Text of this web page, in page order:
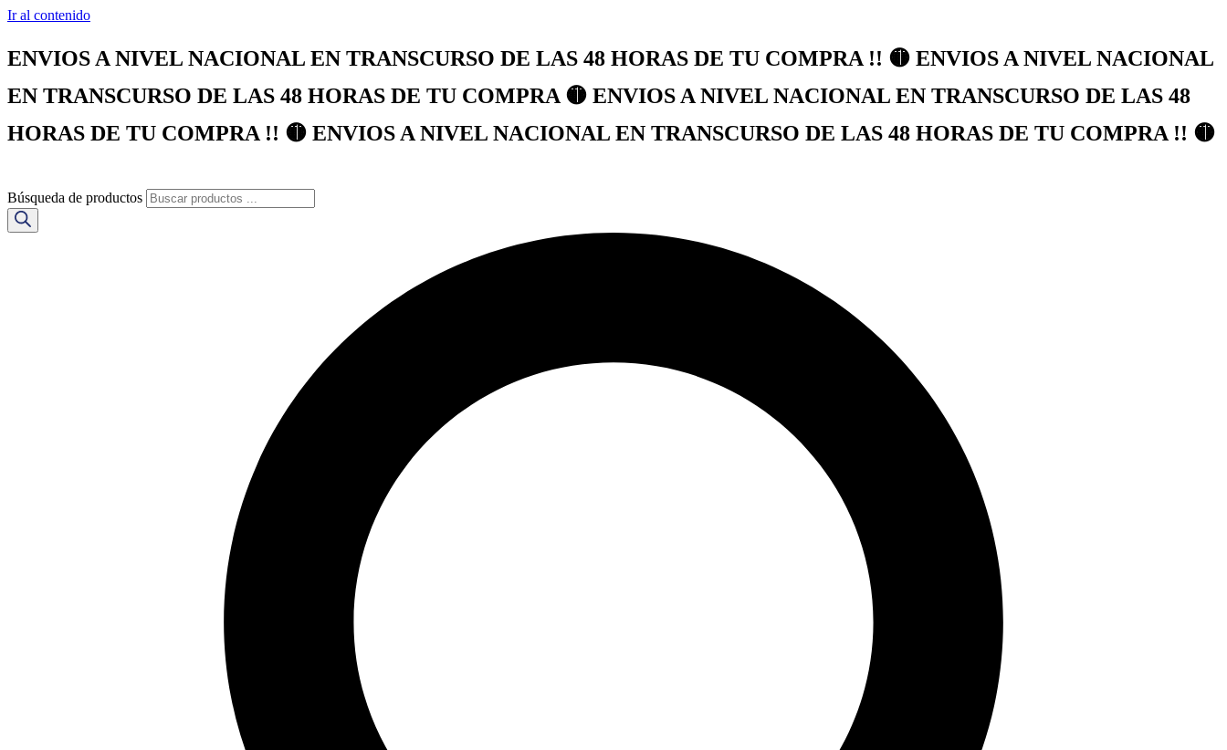
Ir al contenido
ENVIOS A NIVEL NACIONAL EN TRANSCURSO DE LAS 48 HORAS DE TU COMPRA !! 🟡 ENVIOS A NIVEL NACIONAL
EN TRANSCURSO DE LAS 48 HORAS DE TU COMPRA 🟡 ENVIOS A NIVEL NACIONAL EN TRANSCURSO DE LAS 48
HORAS DE TU COMPRA !! 🟡 ENVIOS A NIVEL NACIONAL EN TRANSCURSO DE LAS 48 HORAS DE TU COMPRA !! 🟡
Búsqueda de productos